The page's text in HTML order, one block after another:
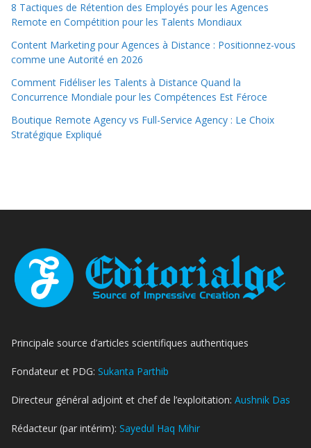
8 Tactiques de Rétention des Employés pour les Agences
Remote en Compétition pour les Talents Mondiaux
Content Marketing pour Agences à Distance : Positionnez-vous
comme une Autorité en 2026
Comment Fidéliser les Talents à Distance Quand la
Concurrence Mondiale pour les Compétences Est Féroce
Boutique Remote Agency vs Full-Service Agency : Le Choix
Stratégique Expliqué
Principale source d’articles scientifiques authentiques
Fondateur et PDG: Sukanta Parthib
Directeur général adjoint et chef de l’exploitation: Aushnik Das
Rédacteur (par intérim): Sayedul Haq Mihir